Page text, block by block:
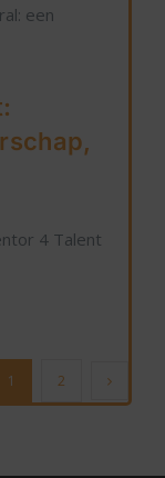
een
4 Talent
1 2